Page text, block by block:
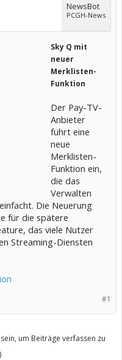
NewsBot
PCGH-News
Sky Q mit
neuer
Merklisten-
Funktion
Der Pay-TV-
Anbieter
führt eine
neue
Merklisten-
Funktion ein,
die das
Verwalten
Die Neuerung
für die spätere
das viele Nutzer
Streaming-Diensten
#1
um Beiträge verfassen zu